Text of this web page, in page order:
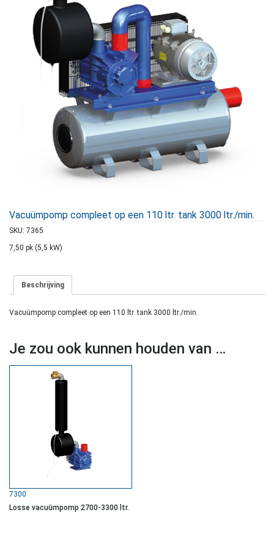
Vacuümpomp compleet op een 110 ltr. tank 3000 ltr./min.
SKU: 7365
7,50 pk (5,5 kW)
Beschrijving
Vacuümpomp compleet op een 110 ltr. tank 3000 ltr./min.
Je zou ook kunnen houden van …
7300
Losse vacuümpomp 2700-3300 ltr.